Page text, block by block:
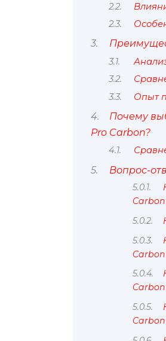
Опыт
Почему
Pro Carbon?
Вопрос-
Carbon
Carbon
Carbon
Carbon